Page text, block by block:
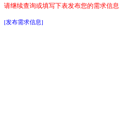
请继续查询或填写下表发布您的需求信息
[发布需求信息]